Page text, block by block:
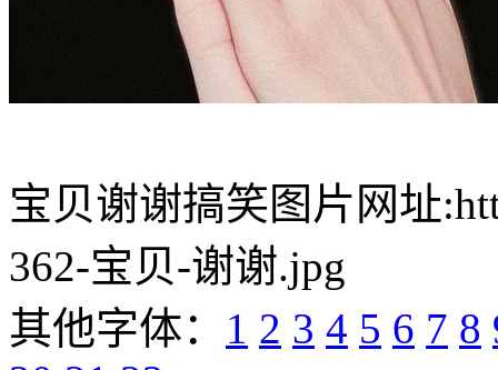
宝贝谢谢搞笑图片网址
362-宝贝-谢谢.jpg
其他字体： 1 2 3 4 5 6 7 8